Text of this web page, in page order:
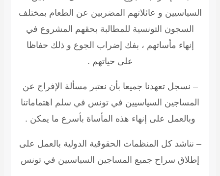
السياسيين و عائلاتهم المضربين عن الطعام بمختلف
السجون التونسية للمطالبة بحقهم المشروع في
إنهاء مأساتهم ، بفك إضراب الجوع و ذلك حفاظا
على حياتهم .
– نسجل تعهدنا جميعا بأن نعتبر مسألة الإفراج عن
المساجين السياسيين في تونس في سلم اهتماماتنا
وبالعمل على إنهاء هذه المأساة بأسرع ما يمكن .
– نناشد كل المنظمات الحقوقية الدولية بالعمل على
إطلاق سراح جميع المساجين السياسيين في تونس